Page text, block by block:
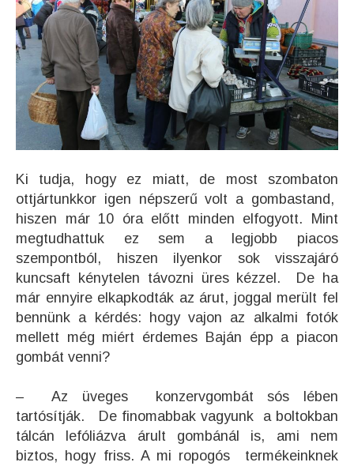
Ki tudja, hogy ez miatt, de most szombaton
ottjártunkkor igen népszerű volt a gombastand,
hiszen már 10 óra előtt minden elfogyott. Mint
megtudhattuk ez sem a legjobb piacos
szempontból, hiszen ilyenkor sok visszajáró
kuncsaft kénytelen távozni üres kézzel. De ha
már ennyire elkapkodták az árut, joggal merült fel
bennünk a kérdés: hogy vajon az alkalmi fotók
mellett még miért érdemes Baján épp a piacon
gombát venni?
– Az üveges konzervgombát sós lében
tartósítják. De finomabbak vagyunk a boltokban
tálcán lefóliázva árult gombánál is, ami nem
biztos, hogy friss. A mi ropogós termékeinknek